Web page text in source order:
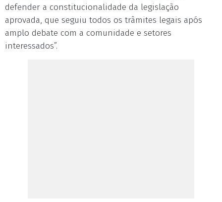
defender a constitucionalidade da legislação
aprovada, que seguiu todos os trâmites legais após
amplo debate com a comunidade e setores
interessados”.